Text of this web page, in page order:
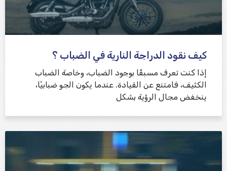
كيف نقود الدراجة النارية في الضباب ؟
إذا كنت تعرف مسبقًا بوجود الضباب، وخاصة الضباب
الكثيف، فامتنع عن القيادة. عندما يكون الجو ضبابيًا،
ينخفض ​​مجال الرؤية بشكل